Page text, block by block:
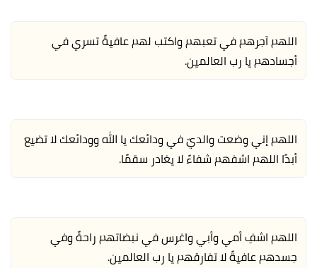
اللهم آجرهم في تعبهم واكتب لهم عافيةً تسري في
أجسادهم يا رب العالمين.
اللهم إني وضعت والديّ في ودائعك يا الله وودائعك لا تضيع
أبدًا اللهم اشفهم شفاءً لا يغادر سقمًا.
اللهم اشفِ أمي وأبي واغرس في نبضاتهم راحةً وفي
جسدهم عافيةً لا تفارقهم يا رب العالمين.